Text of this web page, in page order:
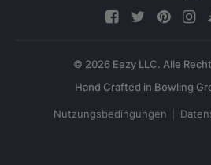
© 2026 Eezy LLC. Alle
Nutzungsbedingungen